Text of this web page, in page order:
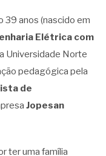
39 anos (nascido em
Elétrica com
Universidade Norte
pedagógica pela
de
Jopesan
ter uma família